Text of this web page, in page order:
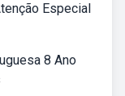
Especial
8 Ano